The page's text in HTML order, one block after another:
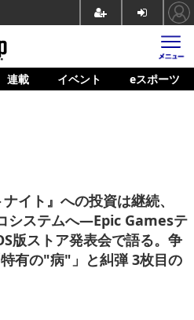
連載 イベント eスポーツ
イト』への投資は継続、
システムへ―Epic Gamesテ
版ストア発表会で語る。争
有の"病"」と糾弾 3枚目の